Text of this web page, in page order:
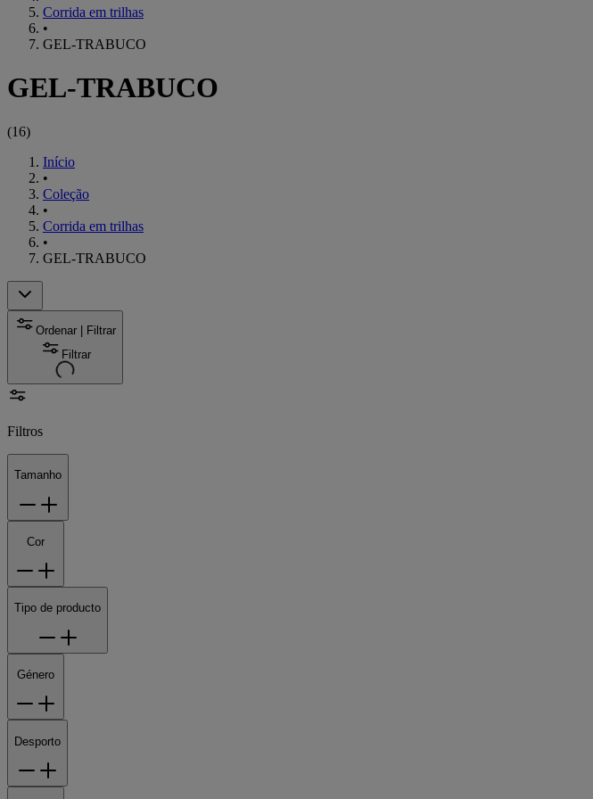
Corrida em trilhas
•
GEL-TRABUCO
GEL-TRABUCO
(16)
Início
•
Coleção
•
Corrida em trilhas
•
GEL-TRABUCO
Ordenar | Filtrar
Filtrar
Filtros
Tamanho
Cor
Tipo de producto
Género
Desporto